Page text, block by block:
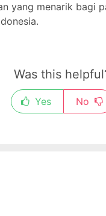
yang menarik bagi
Was this
Yes No